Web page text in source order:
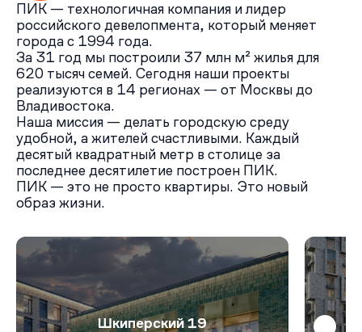
ПИК — технологичная компания и лидер
российского девелопмента, который меняет
города с 1994 года.
За 31 год мы построили 37 млн м² жилья для
620 тысяч семей. Сегодня наши проекты
реализуются в 14 регионах — от Москвы до
Владивостока.
Наша миссия — делать городскую среду
удобной, а жителей счастливыми. Каждый
десятый квадратный метр в столице за
последнее десятилетие построен ПИК.
ПИК — это не просто квартиры. Это новый
образ жизни.
Шкиперский 19